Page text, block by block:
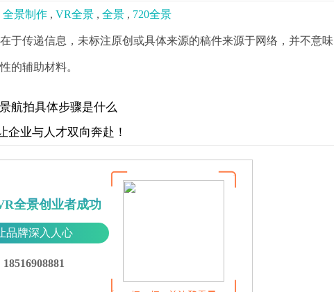
全景制作 , VR全景 , 全景 , 720全景
于传递信息，未标注原创或具体来源的稿件来源于网络，并不意味
的辅助材料。
航拍具体步骤是什么
企业与人才双向奔赴！
全景创业者成功
品牌深入人心